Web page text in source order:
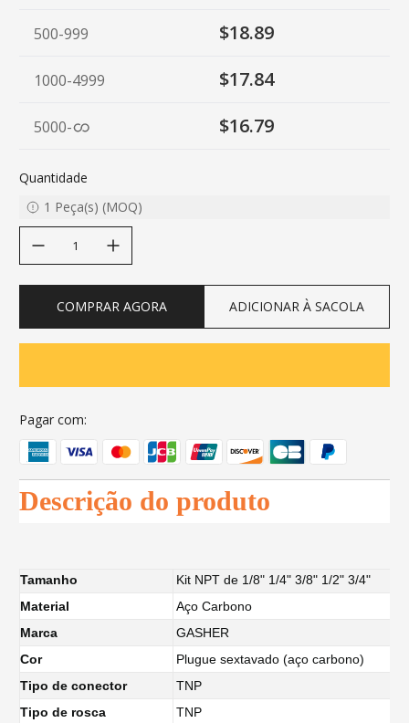
500-999 $18.89
1000-4999 $17.84
5000- $16.79
Quantidade
1 Peça(s) (MOQ)
COMPRAR AGORA ADICIONAR À SACOLA
Pagar com:
Descrição do produto
Tamanho
Kit NPT de 1/8" 1/4" 3/8" 1/2" 3/4"
Material
Aço Carbono
Marca
GASHER
Cor
Plugue sextavado (aço carbono)
Tipo de conector
TNP
Tipo de rosca
TNP